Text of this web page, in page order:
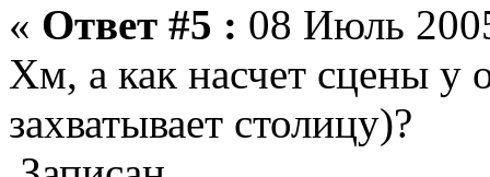
« Ответ #5 : 08 Июль
Хм, а как насчет сцены у
захватывает столицу)?